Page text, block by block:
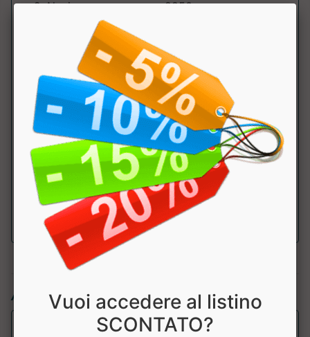
β-Alanina 2250mg
Barbabietola
L-Arginina 876mg
Glicerolo 675mg
L-Citrullina 756mg
Taurina 450mg
Articoli simili:
Vuoi accedere al listino
SCONTATO?